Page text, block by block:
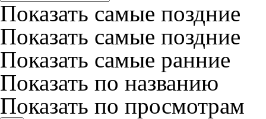
Показать самые поздние
Показать самые поздние
Показать самые ранние
Показать по названию
Показать по просмотрам